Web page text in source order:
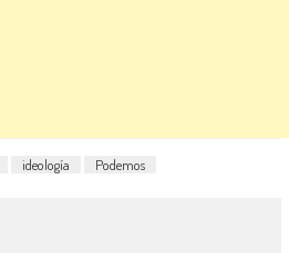
ideología Podemos